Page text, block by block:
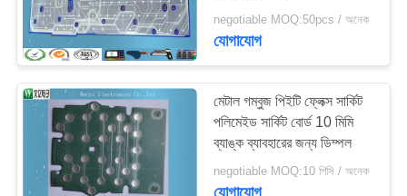
negotiable MOQ:50pcs / অনেক
যোগাযোগ
মেটাল গম্বুজ পিইটি ফ্লেক্স সার্কিট
পলিমেইড সার্কিট বোর্ড 10 মিমি
ব্যাঙ্ক ব্যাবহারের জন্য ডিম্পল
negotiable MOQ:10 পিসি / অনেক